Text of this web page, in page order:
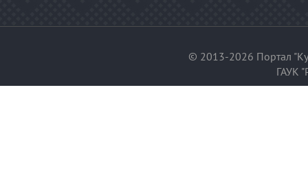
© 2013-2026 Портал
ГАУК